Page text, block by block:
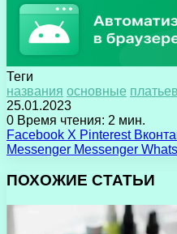
Теги
названия основные платьев
25.01.2023
0 Время чтения: 2 мин.
Facebook X Pinterest
Messenger Messenger
ПОХОЖИЕ СТАТЬИ